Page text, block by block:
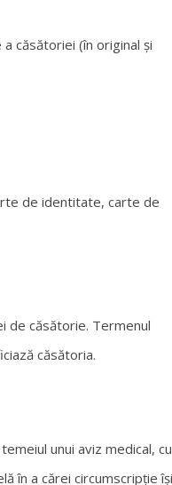
căsătoriei (în original și
de identitate, carte de
de căsătorie. Termenul
căsătoria.
unui aviz medical, cu
în a cărei circumscripție își